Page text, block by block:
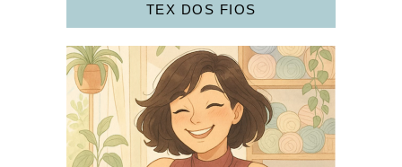
TEX DOS FIOS